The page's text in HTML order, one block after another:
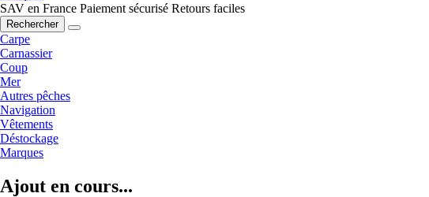
SAV en France Paiement sécurisé Retours faciles
Rechercher
Carpe
Carnassier
Coup
Mer
Autres pêches
Navigation
Vêtements
Déstockage
Marques
Ajout en cours...